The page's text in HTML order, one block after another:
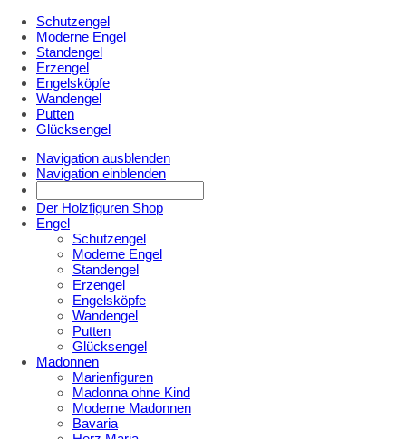
Schutzengel
Moderne Engel
Standengel
Erzengel
Engelsköpfe
Wandengel
Putten
Glücksengel
Navigation ausblenden
Navigation einblenden
Der Holzfiguren Shop
Engel
Schutzengel
Moderne Engel
Standengel
Erzengel
Engelsköpfe
Wandengel
Putten
Glücksengel
Madonnen
Marienfiguren
Madonna ohne Kind
Moderne Madonnen
Bavaria